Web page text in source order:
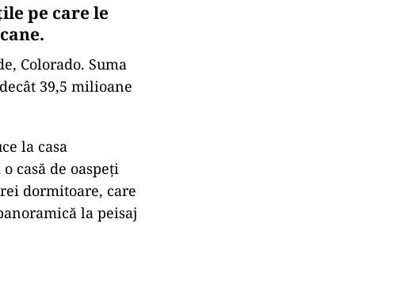
pe care le
.
Colorado. Suma
39,5 milioane
la casa
casă de oaspeți
dormitoare, care
la peisaj